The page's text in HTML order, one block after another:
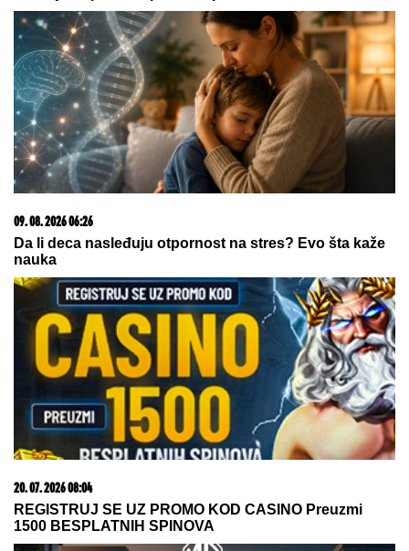
05. 08. 2026 06:45
Šta dete nasleđuje od oca, a šta od majke? Sve što
treba da znate o genetici
03. 08. 2026 07:31
25.000 kupaca već kupuje uz PerSu Extra. A ti? Saznaj
više